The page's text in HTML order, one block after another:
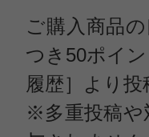
ご購入商品
つき50ポイ
履歴］より投
※多重投稿や